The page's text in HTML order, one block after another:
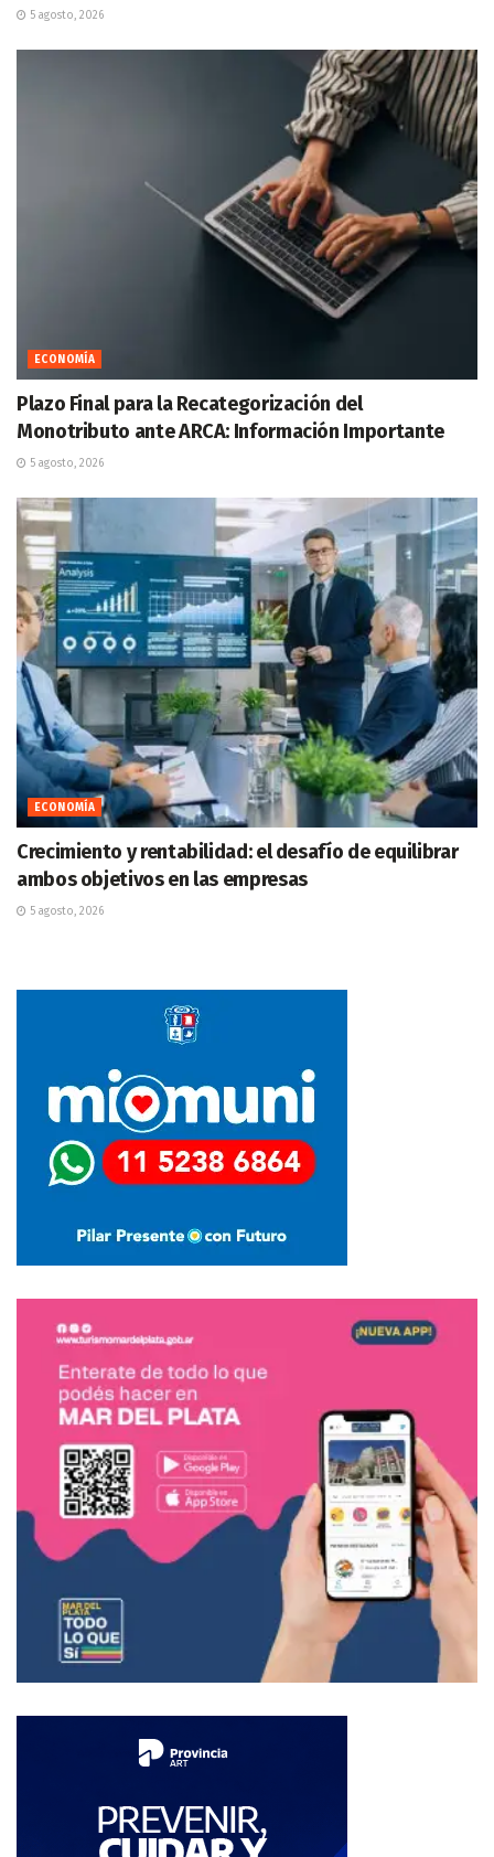
5 agosto, 2026
ECONOMÍA
Plazo Final para la Recategorización del
Monotributo ante ARCA: Información Importante
5 agosto, 2026
ECONOMÍA
Crecimiento y rentabilidad: el desafío de equilibrar
ambos objetivos en las empresas
5 agosto, 2026